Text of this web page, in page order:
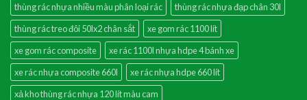
thùng rác nhựa nhiều màu phân loại rác
thùng rác nhựa đạp chân 30l
thùng rác treo đôi 50lx2 chân sắt
xe gom rác 1100 lít
xe gom rác composite
xe rác 1100l nhựa hdpe 4 bánh xe
xe rác nhựa composite 660l
xe rác nhựa hdpe 660 lít
xả kho thùng rác nhựa 120 lít màu cam